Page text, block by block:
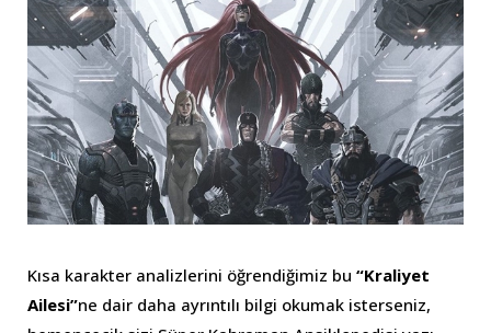
Kısa karakter analizlerini öğrendiğimiz bu “Kraliyet
Ailesi”ne dair daha ayrıntılı bilgi okumak isterseniz,